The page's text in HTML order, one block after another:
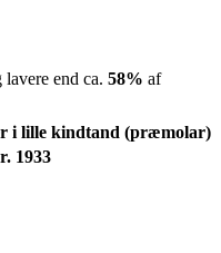
lavere end ca. 58% af
i lille kindtand (præmolar)
1933